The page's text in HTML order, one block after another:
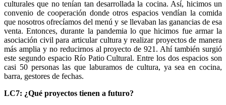
culturales que no tenían tan desarrollada la cocina. Así, hicimos un
convenio de cooperación donde otros espacios vendían la comida
que nosotros ofrecíamos del menú y se llevaban las ganancias de esa
venta. Entonces, durante la pandemia lo que hicimos fue armar la
asociación civil para articular cultura y realizar proyectos de manera
más amplia y no reducirnos al proyecto de 921. Ahí también surgió
este segundo espacio Río Patio Cultural. Entre los dos espacios son
casi 50 personas las que laburamos de cultura, ya sea en cocina,
barra, gestores de fechas.
LC7: ¿Qué proyectos tienen a futuro?